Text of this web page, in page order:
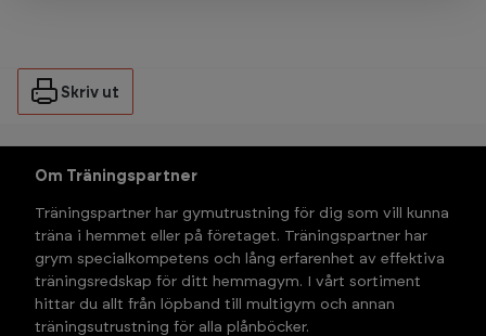
Skriv ut
Om Träningspartner
Träningspartner har gymutrustning för dig som vill kunna
träna i hemmet eller på företaget. Träningspartner har
grym specialkompetens och lång erfarenhet av effektiva
träningsredskap för ditt hemmagym. I vårt sortiment
hittar du allt från löpband till multigym och annan
träningsutrustning för alla plånböcker.